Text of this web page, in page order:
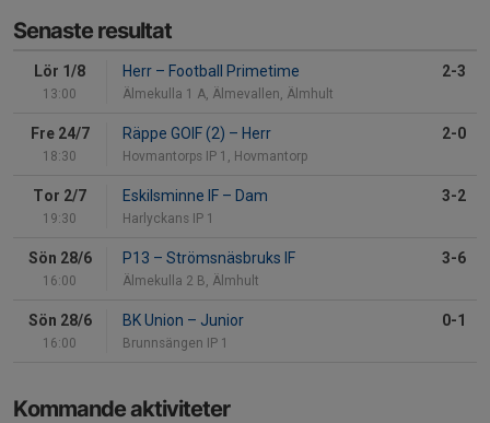
Senaste resultat
Lör 1/8
13:00
Herr – Football Primetime
Älmekulla 1 A, Älmevallen, Älmhult
2-3
Fre 24/7
18:30
Räppe GOIF (2) – Herr
Hovmantorps IP 1, Hovmantorp
2-0
Tor 2/7
19:30
Eskilsminne IF – Dam
Harlyckans IP 1
3-2
Sön 28/6
16:00
P13 – Strömsnäsbruks IF
Älmekulla 2 B, Älmhult
3-6
Sön 28/6
16:00
BK Union – Junior
Brunnsängen IP 1
0-1
Kommande aktiviteter